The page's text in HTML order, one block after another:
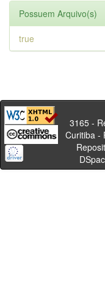
Possuem Arquivo(s)
true
Av.
3165 -